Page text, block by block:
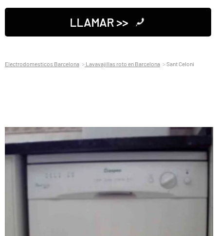
LLAMAR >>
Electrodomesticos Barcelona Lavavajillas roto en Barcelona Sant Celoni